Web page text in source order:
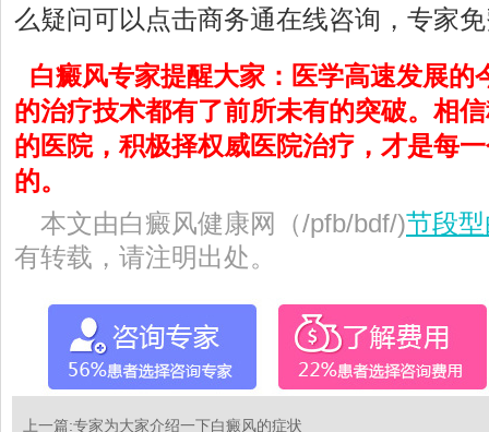
么疑问可以点击商务通在线咨询，专家
白癜风专家提醒大家：医学高速发展的
的治疗技术都有了前所未有的突破。相
的医院，积极择权威医院治疗，才是每
的。
本文由白癜风健康网（/pfb/bdf/)节段
有转载，请注明出处。
上一篇:专家为大家介绍一下白癜风的症状